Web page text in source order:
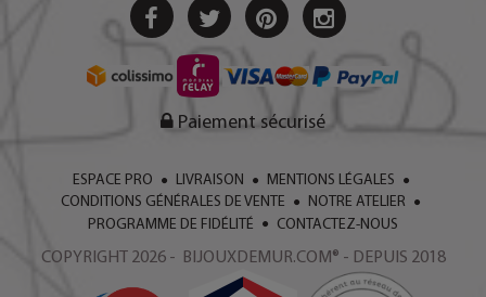
Paiement sécurisé
ESPACE PRO LIVRAISON
MENTIONS LÉGALES
CONDITIONS GÉNÉRALES DE VENTE
NOTRE ATELIER
PROGRAMME DE FIDÉLITÉ
CONTACTEZ-NOUS
COPYRIGHT 2026 - BIJOUXDEMUR.COM® - DEPUIS 2018